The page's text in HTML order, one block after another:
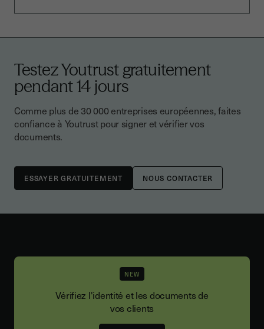
Testez Youtrust gratuitement
pendant 14 jours
Comme plus de 30 000 entreprises européennes, faites
confiance à Youtrust pour signer et vérifier vos
documents.
NOUS CONTACTER
NEW
Vérifiez l'identité et les documents de
vos clients